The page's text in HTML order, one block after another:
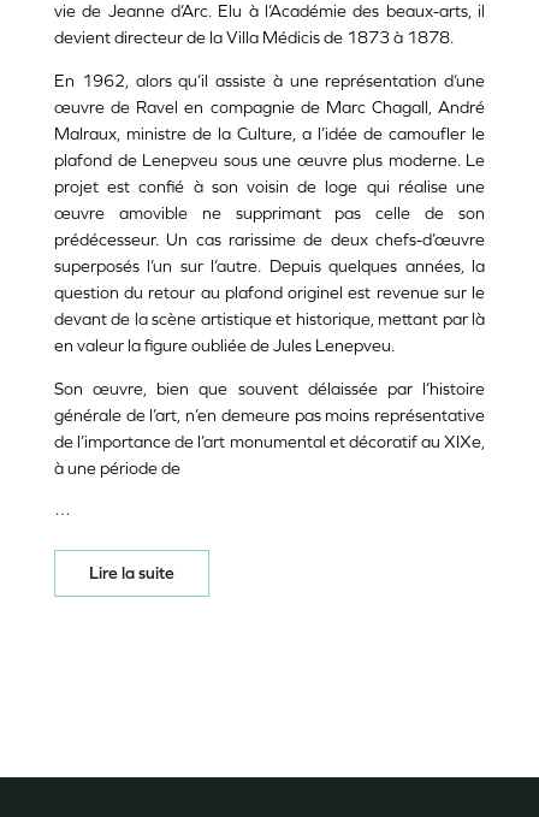
vie de Jeanne d’Arc. Elu à l’Académie des beaux-arts, il
devient directeur de la Villa Médicis de 1873 à 1878.
En 1962, alors qu’il assiste à une représentation d’une
œuvre de Ravel en compagnie de Marc Chagall, André
Malraux, ministre de la Culture, a l’idée de camoufler le
plafond de Lenepveu sous une œuvre plus moderne. Le
projet est confié à son voisin de loge qui réalise une
œuvre amovible ne supprimant pas celle de son
prédécesseur. Un cas rarissime de deux chefs-d’œuvre
superposés l’un sur l’autre. Depuis quelques années, la
question du retour au plafond originel est revenue sur le
devant de la scène artistique et historique, mettant par là
en valeur la figure oubliée de Jules Lenepveu.
Son œuvre, bien que souvent délaissée par l’histoire
générale de l’art, n’en demeure pas moins représentative
de l’importance de l’art monumental et décoratif au XIXe,
à une période de
…
Lire la suite